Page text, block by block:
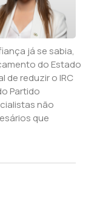
já se sabia,
do Estado
de reduzir o IRC
Partido
não
que